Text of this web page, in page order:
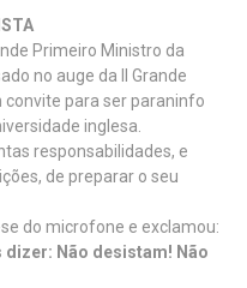
Primeiro Ministro da
no auge da II Grande
convite para ser paraninfo
inglesa.
responsabilidades, e
de preparar o seu
do microfone e exclamou:
dizer: Não desistam! Não